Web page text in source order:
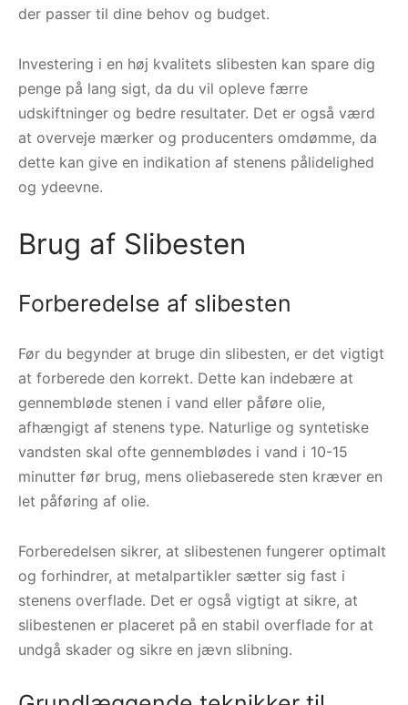
der passer til dine behov og budget.
Investering i en høj kvalitets slibesten kan spare dig
penge på lang sigt, da du vil opleve færre
udskiftninger og bedre resultater. Det er også værd
at overveje mærker og producenters omdømme, da
dette kan give en indikation af stenens pålidelighed
og ydeevne.
Brug af Slibesten
Forberedelse af slibesten
Før du begynder at bruge din slibesten, er det vigtigt
at forberede den korrekt. Dette kan indebære at
gennembløde stenen i vand eller påføre olie,
afhængigt af stenens type. Naturlige og syntetiske
vandsten skal ofte gennemblødes i vand i 10-15
minutter før brug, mens oliebaserede sten kræver en
let påføring af olie.
Forberedelsen sikrer, at slibestenen fungerer optimalt
og forhindrer, at metalpartikler sætter sig fast i
stenens overflade. Det er også vigtigt at sikre, at
slibestenen er placeret på en stabil overflade for at
undgå skader og sikre en jævn slibning.